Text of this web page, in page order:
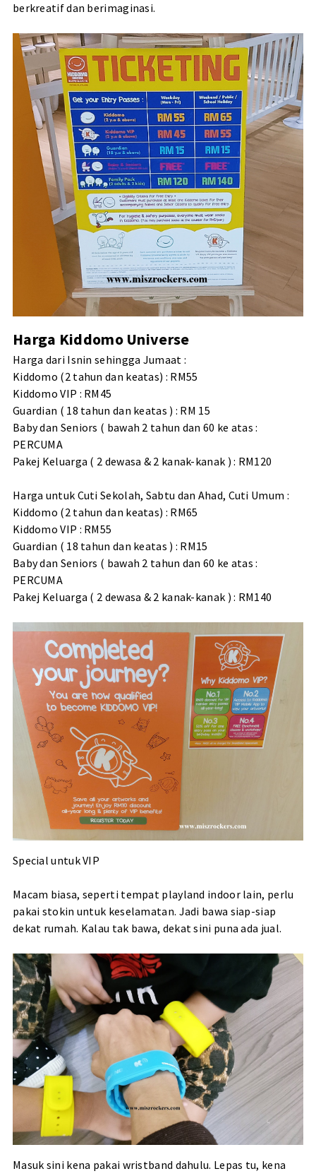
berkreatif dan berimaginasi.
Harga Kiddomo Universe
Harga dari Isnin sehingga Jumaat :
Kiddomo (2 tahun dan keatas) : RM55
Kiddomo VIP : RM45
Guardian ( 18 tahun dan keatas ) : RM 15
Baby dan Seniors ( bawah 2 tahun dan 60 ke atas :
PERCUMA
Pakej Keluarga ( 2 dewasa & 2 kanak-kanak ) : RM120
Harga untuk Cuti Sekolah, Sabtu dan Ahad, Cuti Umum :
Kiddomo (2 tahun dan keatas) : RM65
Kiddomo VIP : RM55
Guardian ( 18 tahun dan keatas ) : RM15
Baby dan Seniors ( bawah 2 tahun dan 60 ke atas :
PERCUMA
Pakej Keluarga ( 2 dewasa & 2 kanak-kanak ) : RM140
Special untuk VIP
Macam biasa, seperti tempat playland indoor lain, perlu
pakai stokin untuk keselamatan. Jadi bawa siap-siap
dekat rumah. Kalau tak bawa, dekat sini puna ada jual.
Masuk sini kena pakai wristband dahulu. Lepas tu, kena